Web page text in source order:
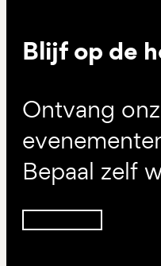
Blijf op de
Ontvang
Bepaal zelf